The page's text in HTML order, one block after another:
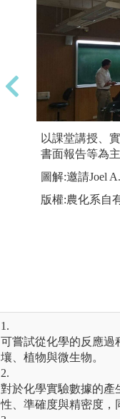
專題實作：全國製茶
圖解:茶作學、製茶學
以課堂講授、
書面報告等為
圖解:邀請Joel
版權:農化系自
1.
可嘗試從化學的反應過
壤、植物與微生物。
2.
對於化學實驗數據的產
性、準確度與精密度，